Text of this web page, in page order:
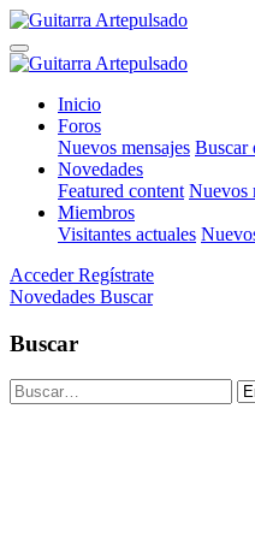
Inicio
Foros
Nuevos mensajes Buscar
Novedades
Featured content Nuevos
Miembros
Visitantes actuales
Acceder Regístrate
Novedades Buscar
Buscar